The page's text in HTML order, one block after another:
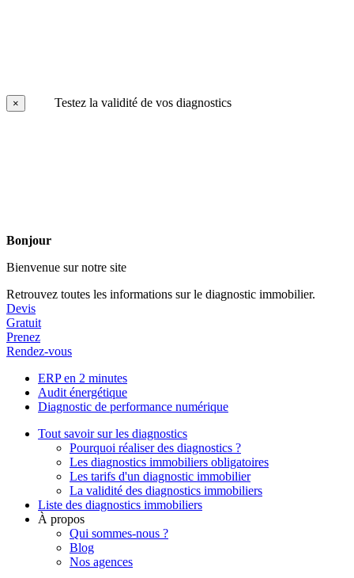
× Testez la validité de vos diagnostics
Bonjour
Bienvenue sur notre site
Retrouvez toutes les informations sur le diagnostic immobilier.
Devis
Gratuit
Prenez
Rendez-vous
ERP en 2 minutes
Audit énergétique
Diagnostic de performance numérique
Tout savoir sur les diagnostics
Pourquoi réaliser des diagnostics ?
Les diagnostics immobiliers obligatoires
Les tarifs d'un diagnostic immobilier
La validité des diagnostics immobiliers
Liste des diagnostics immobiliers
À propos
Qui sommes-nous ?
Blog
Nos agences